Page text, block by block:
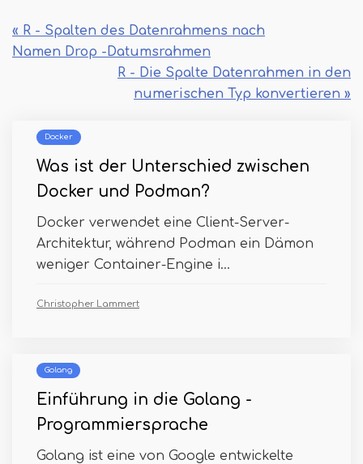
« R - Spalten des Datenrahmens nach
Namen Drop -Datumsrahmen
R - Die Spalte Datenrahmen in den
numerischen Typ konvertieren »
Docker
Was ist der Unterschied zwischen
Docker und Podman?
Docker verwendet eine Client-Server-
Architektur, während Podman ein Dämon
weniger Container-Engine i...
Christopher Lammert
Golang
Einführung in die Golang -
Programmiersprache
Golang ist eine von Google entwickelte